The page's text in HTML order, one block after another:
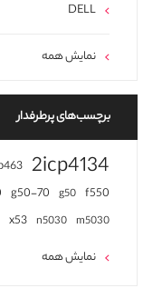
DELL
نمایش همه
برچسب‌های پرطرفدار
2icp4134
f550
g50
g50-70
m5030
n5030
x53
نمایش همه